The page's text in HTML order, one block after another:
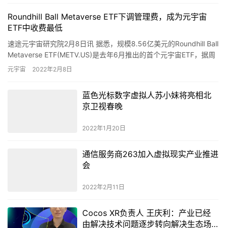
Roundhill Ball Metaverse ETF下调管理费，成为元宇宙
ETF中收费最低
速途元宇宙研究院2月8日讯 据悉，规模8.56亿美元的Roundhill Ball
Metaverse ETF(METV.US)是去年6月推出的首个元宇宙ETF，据周
一一份声明显示…
元宇宙 2022年2月8日
蓝色光标数字虚拟人苏小妹将亮相北
京卫视春晚
2022年1月20日
通信服务商263加入虚拟现实产业推进
会
2022年2月11日
Cocos XR负责人 王庆利：产业已经
由解决技术问题逐步转向解决生态场